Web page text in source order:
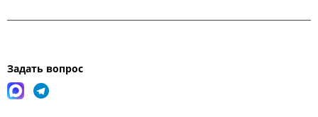
Задать вопрос